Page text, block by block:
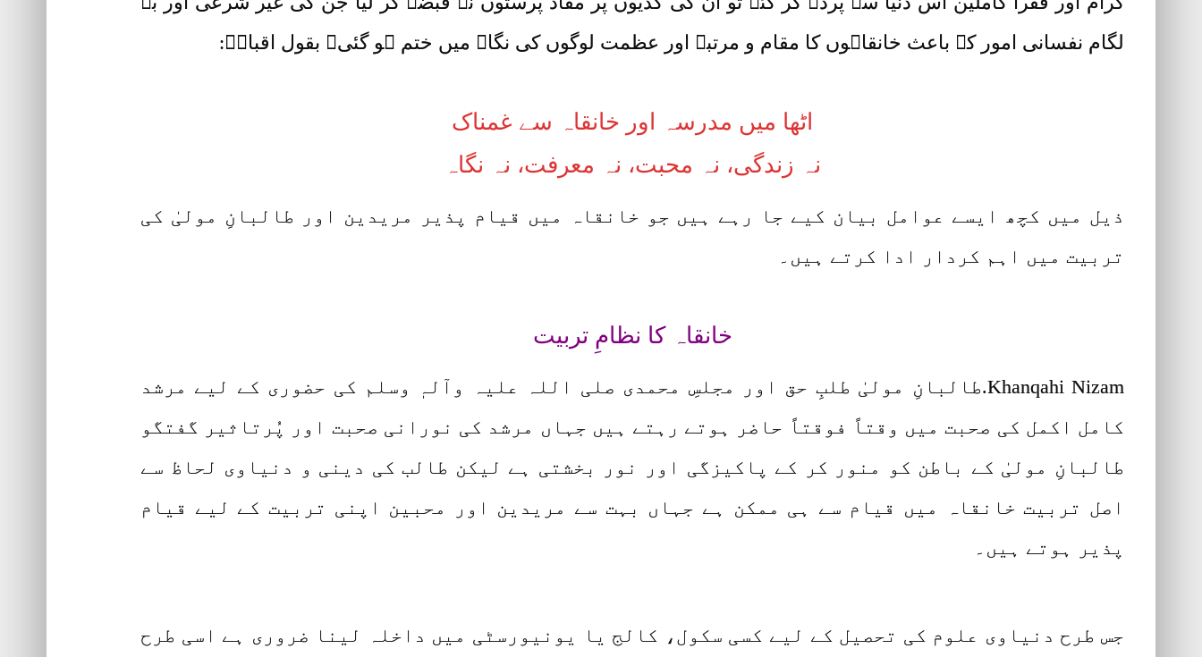
لگام نفسانی امور کے باعث خانقاہوں کا مقام و مرتبہ اور عظمت لوگوں کی نگاہ میں ختم ہو گئی۔ بقول اقبالؒ:
اٹھا میں مدرسہ اور خانقاہ سے غمناک
نہ زندگی، نہ محبت، نہ معرفت، نہ نگاہ
ذیل میں کچھ ایسے عوامل بیان کیے جا رہے ہیں جو خانقاہ میں قیام پذیر مریدین اور طالبانِ مولیٰ کی
تربیت میں اہم کردار ادا کرتے ہیں۔
خانقاہ کا نظامِ تربیت
Khanqahi Nizam.طالبانِ مولیٰ طلبِ حق اور مجلسِ محمدی صلی اللہ علیہ وآلہٖ وسلم کی حضوری کے لیے مرشد
کامل اکمل کی صحبت میں وقتاً فوقتاً حاضر ہوتے رہتے ہیں جہاں مرشد کی نورانی صحبت اور پُرتاثیر گفتگو
طالبانِ مولیٰ کے باطن کو منور کر کے پاکیزگی اور نور بخشتی ہے لیکن طالب کی دینی و دنیاوی لحاظ سے
اصل تربیت خانقاہ میں قیام سے ہی ممکن ہے جہاں بہت سے مریدین اور محبین اپنی تربیت کے لیے قیام
پذیر ہوتے ہیں۔
جس طرح دنیاوی علوم کی تحصیل کے لیے کسی سکول، کالج یا یونیورسٹی میں داخلہ لینا ضروری ہے اسی طرح